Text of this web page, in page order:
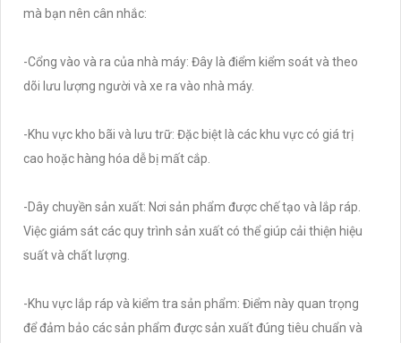
mà bạn nên cân nhắc:
-Cổng vào và ra của nhà máy: Đây là điểm kiểm soát và theo
dõi lưu lượng người và xe ra vào nhà máy.
-Khu vực kho bãi và lưu trữ: Đặc biệt là các khu vực có giá trị
cao hoặc hàng hóa dễ bị mất cắp.
-Dây chuyền sản xuất: Nơi sản phẩm được chế tạo và lắp ráp.
Việc giám sát các quy trình sản xuất có thể giúp cải thiện hiệu
suất và chất lượng.
-Khu vực lắp ráp và kiểm tra sản phẩm: Điểm này quan trọng
để đảm bảo các sản phẩm được sản xuất đúng tiêu chuẩn và